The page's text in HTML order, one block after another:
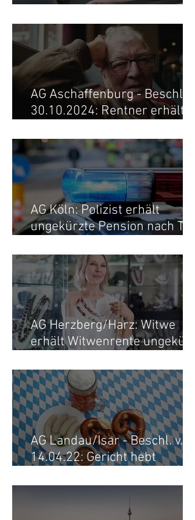
zugunsten der Witwe
aufgehoben
AG Aschaffenburg - Beschl. v.
30.10.2024: Rentner erhält
Versorgungsausgleich
aufgehoben
AG Köln: Polizist erhält
ungekürzte Pension nach Tod
AG Herzberg/Harz: Witwe
erhält Witwenrente ungekürzt
aufgehoben
AG Landau/Isar - Beschl. v.
14.04.22: Gericht hebt
Tod der Ex-Frau auf